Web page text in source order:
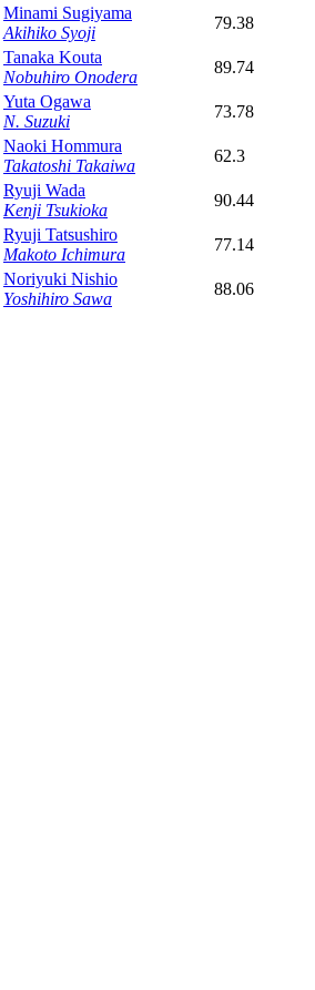
Minami Sugiyama
Akihiko Syoji
79.38
Tanaka Kouta
Nobuhiro Onodera
89.74
Yuta Ogawa
N. Suzuki
73.78
Naoki Hommura
Takatoshi Takaiwa
62.3
Ryuji Wada
Kenji Tsukioka
90.44
Ryuji Tatsushiro
Makoto Ichimura
77.14
Noriyuki Nishio
Yoshihiro Sawa
88.06